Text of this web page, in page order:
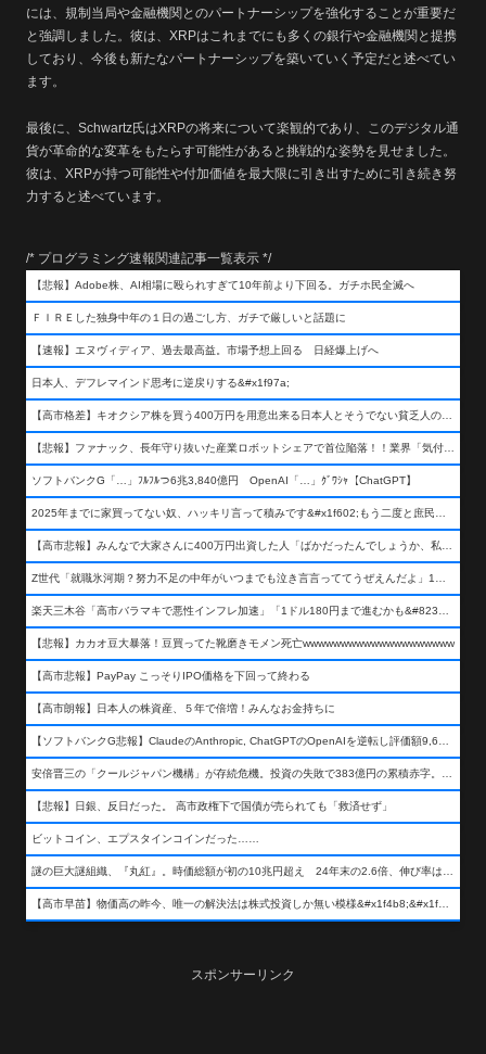
には、規制当局や金融機関とのパートナーシップを強化することが重要だ
と強調しました。彼は、XRPはこれまでにも多くの銀行や金融機関と提携
しており、今後も新たなパートナーシップを築いていく予定だと述べてい
ます。
最後に、Schwartz氏はXRPの将来について楽観的であり、このデジタル通
貨が革命的な変革をもたらす可能性があると挑戦的な姿勢を見せました。
彼は、XRPが持つ可能性や付加価値を最大限に引き出すために引き続き努
力すると述べています。
/* プログラミング速報関連記事一覧表示 */
【悲報】Adobe株、AI相場に殴られすぎて10年前より下回る。ガチホ民全滅へ
ＦＩＲＥした独身中年の１日の過ごし方、ガチで厳しいと話題に
【速報】エヌヴィディア、過去最高益。市場予想上回る 日経爆上げへ
日本人、デフレマインド思考に逆戻りする&#x1f97a;
ソフトバンクG「…」ﾌﾙﾌﾙつ6兆3,840億円 OpenAI「…」ｸﾞﾜｼｬ【ChatGPT】
【悲報】カカオ豆大暴落！豆買ってた靴磨きモメン死亡wwwwwwwwwwwwwwwwwwww
【高市悲報】PayPay こっそりIPO価格を下回って終わる
【高市朗報】日本人の株資産、５年で倍増！みんなお金持ちに
【悲報】日銀、反日だった。 高市政権下で国債が売られても「救済せず」
ビットコイン、エプスタインコインだった……
スポンサーリンク